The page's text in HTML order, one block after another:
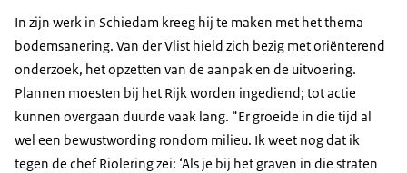
In zijn werk in Schiedam kreeg hij te maken met het thema
bodemsanering. Van der Vlist hield zich bezig met oriënterend
onderzoek, het opzetten van de aanpak en de uitvoering.
Plannen moesten bij het Rijk worden ingediend; tot actie
kunnen overgaan duurde vaak lang. “Er groeide in die tijd al
wel een bewustwording rondom milieu. Ik weet nog dat ik
tegen de chef Riolering zei: ‘Als je bij het graven in die straten